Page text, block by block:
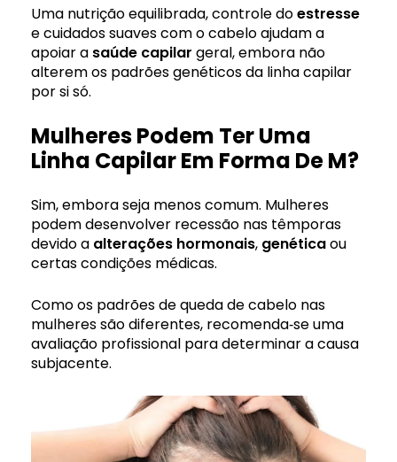
Uma nutrição equilibrada, controle doestresse
e cuidados suaves com o cabelo ajudam a
apoiar a saúde capilar geral, embora não
alterem os padrões genéticos da linha capilar
por si só.
Mulheres Podem Ter Uma
Linha Capilar Em Forma De M?
Sim, embora seja menos comum. Mulheres
podem desenvolver recessão nas têmporas
devido a alterações hormonais, genéticaou
certas condições médicas.
Como os padrões de queda de cabelo nas
mulheres são diferentes, recomenda‑se uma
avaliação profissional para determinar a causa
subjacente.